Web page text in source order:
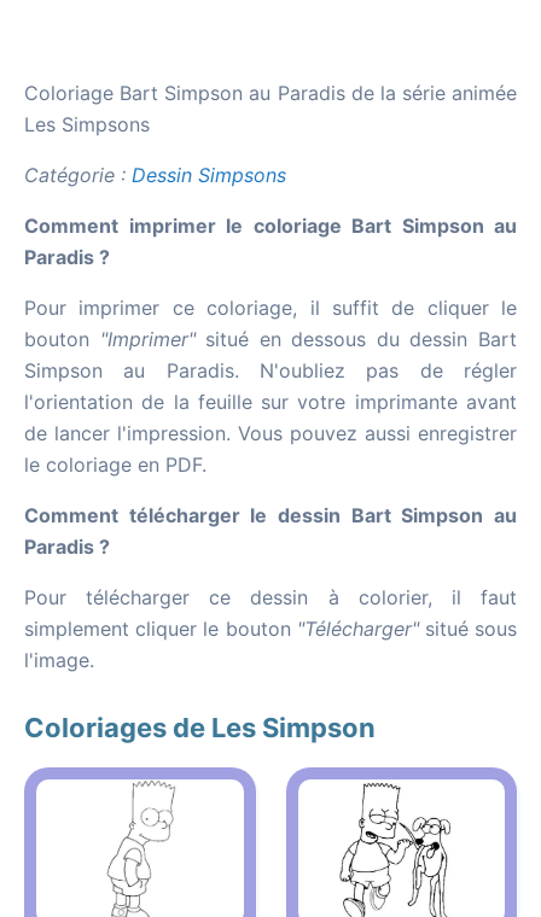
Coloriage Bart Simpson au Paradis de la série animée
Les Simpsons
Catégorie : Dessin Simpsons
Comment imprimer le coloriage Bart Simpson au
Paradis ?
Pour imprimer ce coloriage, il suffit de cliquer le
bouton "Imprimer"situé en dessous du dessin Bart
Simpson au Paradis. N'oubliez pas de régler
l'orientation de la feuille sur votre imprimante avant
de lancer l'impression. Vous pouvez aussi enregistrer
le coloriage en PDF.
Comment télécharger le dessin Bart Simpson au
Paradis ?
Pour télécharger ce dessin à colorier, il faut
simplement cliquer le bouton "Télécharger"situé sous
l'image.
Coloriages de Les Simpson